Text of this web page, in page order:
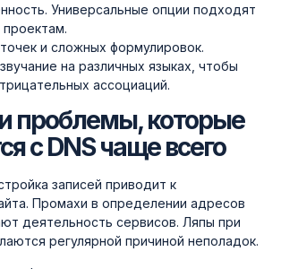
Универсальные опции подходят
и сложных формулировок.
на различных языках, чтобы
ассоциаций.
проблемы, которые
с DNS чаще всего
записей приводит к
Промахи в определении адресов
деятельность сервисов. Ляпы при
регулярной причиной неполадок.